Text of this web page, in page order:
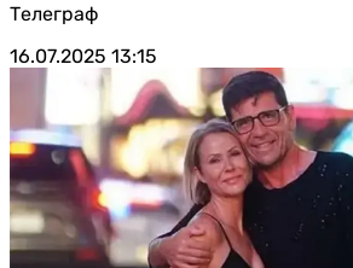
Телеграф
16.07.2025 13:15